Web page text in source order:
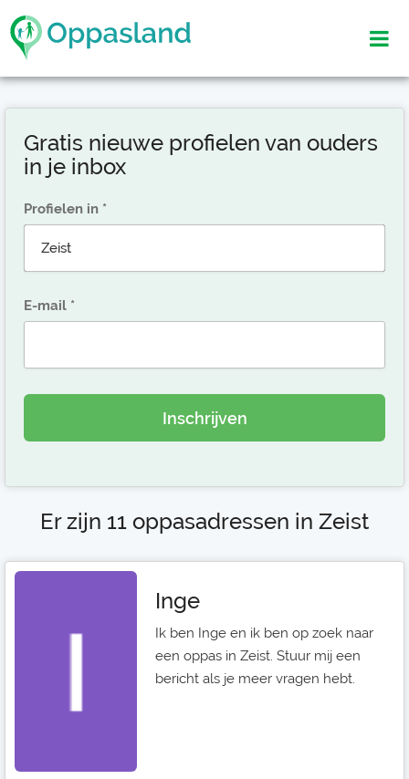
Gratis nieuwe profielen van ouders
in je inbox
Profielen in
E-mail
Inschrijven
Er zijn 11 oppasadressen in Zeist
Inge
Ik ben Inge en ik ben op zoek naar
een oppas in Zeist. Stuur mij een
bericht als je meer vragen hebt.